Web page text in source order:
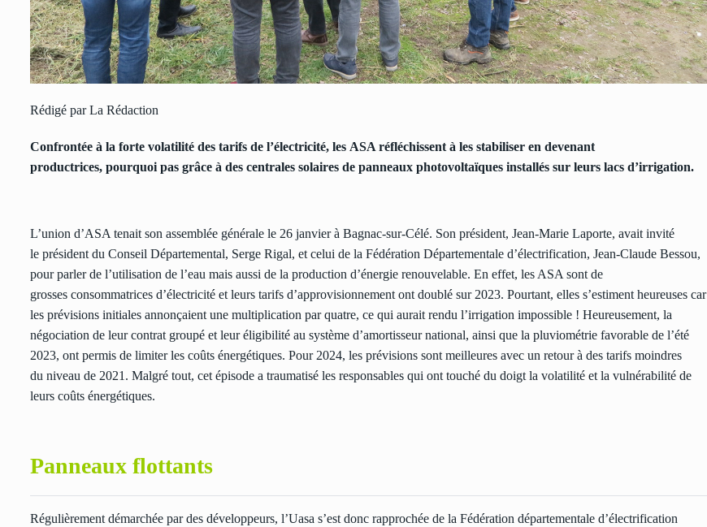
Rédigé par La Rédaction
Confrontée à la forte volatilité des tarifs de l’électricité, les ASA réfléchissent à les stabiliser en devenant
productrices, pourquoi pas grâce à des centrales solaires de panneaux photovoltaïques installés sur leurs lacs d’irrigation.
L’union d’ASA tenait son assemblée générale le 26 janvier à Bagnac-sur-Célé. Son président, Jean-Marie Laporte, avait invité
le président du Conseil Départemental, Serge Rigal, et celui de la Fédération Départementale d’électrification, Jean-Claude Bessou,
pour parler de l’utilisation de l’eau mais aussi de la production d’énergie renouvelable. En effet, les ASA sont de
grosses consommatrices d’électricité et leurs tarifs d’approvisionnement ont doublé sur 2023. Pourtant, elles s’estiment heureuses car
les prévisions initiales annonçaient une multiplication par quatre, ce qui aurait rendu l’irrigation impossible ! Heureusement, la
négociation de leur contrat groupé et leur éligibilité au système d’amortisseur national, ainsi que la pluviométrie favorable de l’été
2023, ont permis de limiter les coûts énergétiques. Pour 2024, les prévisions sont meilleures avec un retour à des tarifs moindres
du niveau de 2021. Malgré tout, cet épisode a traumatisé les responsables qui ont touché du doigt la volatilité et la vulnérabilité de
leurs coûts énergétiques.
Panneaux flottants
Régulièrement démarchée par des développeurs, l’Uasa s’est donc rapprochée de la Fédération départementale d’électrification